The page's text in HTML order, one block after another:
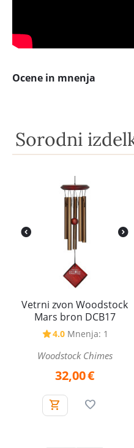
Ocene in mnenja
Sorodni
Vetrni zvon Woodstock
Mars bron DCB17
4.0 Mnenja: 1
Woodstock Chimes
32,00€